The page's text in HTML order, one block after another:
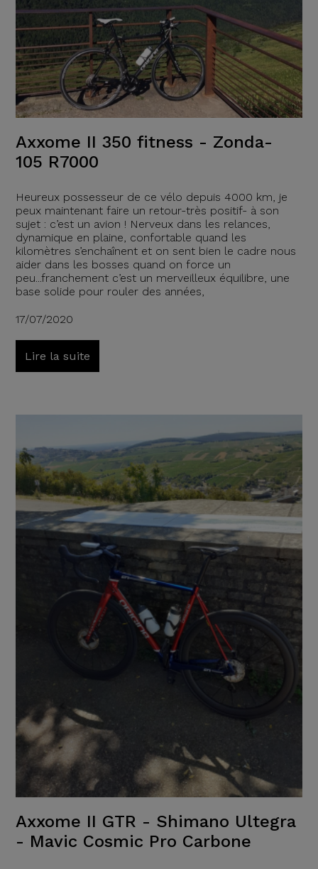
Axxome II 350 fitness - Zonda-
105 R7000
Heureux possesseur de ce vélo depuis 4000 km, je
peux maintenant faire un retour-très positif- à son
sujet : c’est un avion ! Nerveux dans les relances,
dynamique en plaine, confortable quand les
kilomètres s’enchaînent et on sent bien le cadre nous
aider dans les bosses quand on force un
peu...franchement c’est un merveilleux équilibre, une
base solide pour rouler des années,
17/07/2020
Lire la suite
Axxome II GTR - Shimano Ultegra
- Mavic Cosmic Pro Carbone